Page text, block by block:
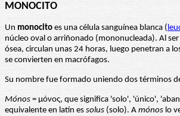
MONOCITO
Un monocito es una célula sanguínea blanca (
núcleo oval o arriñonado (mononucleada). Al
ósea, circulan unas 24 horas, luego penetran a
se convierten en macrófagos.
Su nombre fue formado uniendo dos términos
Mónos = μόνος, que significa 'solo', 'único',
equivalente en latín es solus (solo). A mónos lo